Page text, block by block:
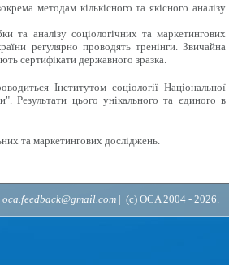
методам кількісного та якісного аналізу
та аналізу соціологічних та маркетингових
регулярно проводять тренінги. Звичайна
сертифікати державного зразка.
Інститутом соціології Національної
Результати цього унікального та єдиного в
та маркетингових досліджень.
oca.feedback@gmail.com | (c) OCA 2004 - 2026.